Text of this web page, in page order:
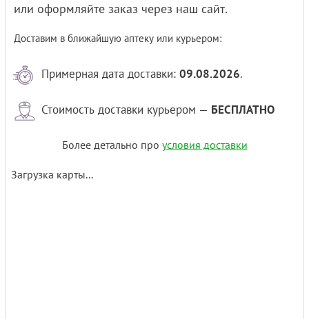
или оформляйте заказ через наш сайт.
Доставим в ближайшую аптеку или курьером:
Примерная дата доставки: 09.08.2026.
Стоимость доставки курьером — БЕСПЛАТНО
Более детально про условия доставки
Загрузка карты...